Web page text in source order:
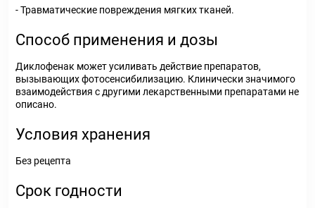
- Травматические повреждения мягких тканей.
Способ применения и дозы
Диклофенак может усиливать действие препаратов,
вызывающих фотосенсибилизацию. Клинически значимого
взаимодействия с другими лекарственными препаратами не
описано.
Условия хранения
Без рецепта
Срок годности